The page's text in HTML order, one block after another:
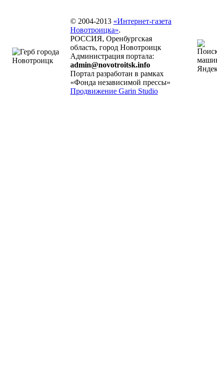
© 2004-2013 «Интернет-газета
Новотроицка».
РОССИЯ, Оренбургская
область, город Новотроицк
Администрация портала:
admin@novotroitsk.info
Портал разработан в рамках
«Фонда независимой прессы»
Продвижение Garin Studio